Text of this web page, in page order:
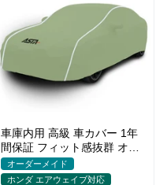
車庫内用 高級 車カバー 1年
間保証 フィット感抜群 オー
ダーメイド 水洗いOK おしゃ
れ 耐久性
オーダーメイド
ホンダ エアウェイブ対応